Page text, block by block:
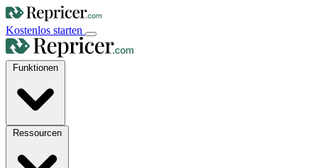
Kostenlos starten